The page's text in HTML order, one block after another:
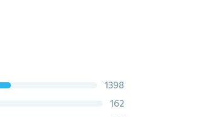
1398
162